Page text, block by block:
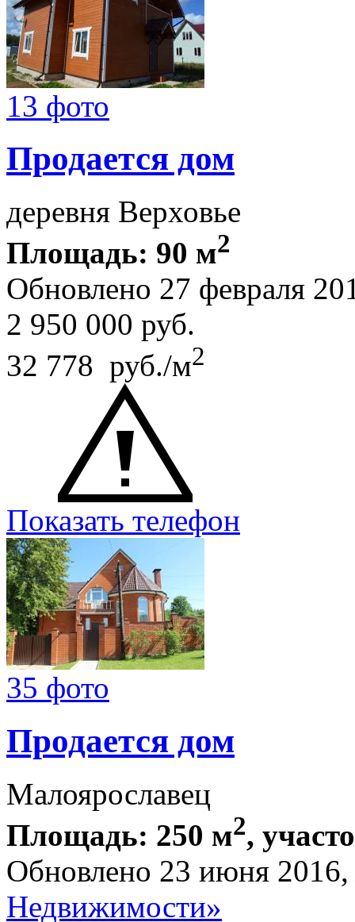
13 фото
Продается дом
деревня Верховье
Площадь: 90 м2
Обновлено 27 февраля
2 950 000 руб.
32 778 руб./м2
Показать телефон
35 фото
Продается дом
Малоярославец
Площадь: 250 м2,
Обновлено 23 июня
Недвижимости»